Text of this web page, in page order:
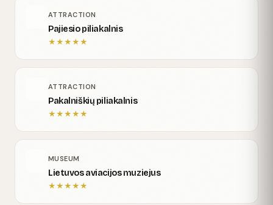
ATTRACTION
Pajiesio piliakalnis
★★★★★
ATTRACTION
Pakalniškių piliakalnis
★★★★★
MUSEUM
Lietuvos aviacijos muziejus
★★★★★